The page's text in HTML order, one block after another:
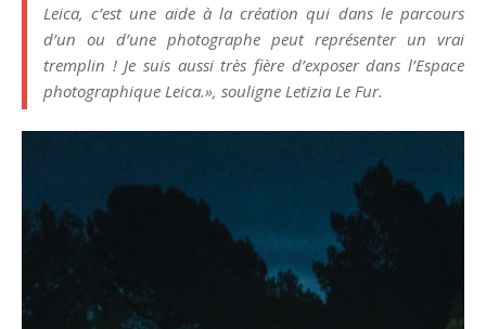
Leica, c’est une aide à la création qui dans le parcours
d’un ou d’une photographe peut représenter un vrai
tremplin ! Je suis aussi très fière d’exposer dans l’Espace
photographique Leica.», souligne Letizia Le Fur.